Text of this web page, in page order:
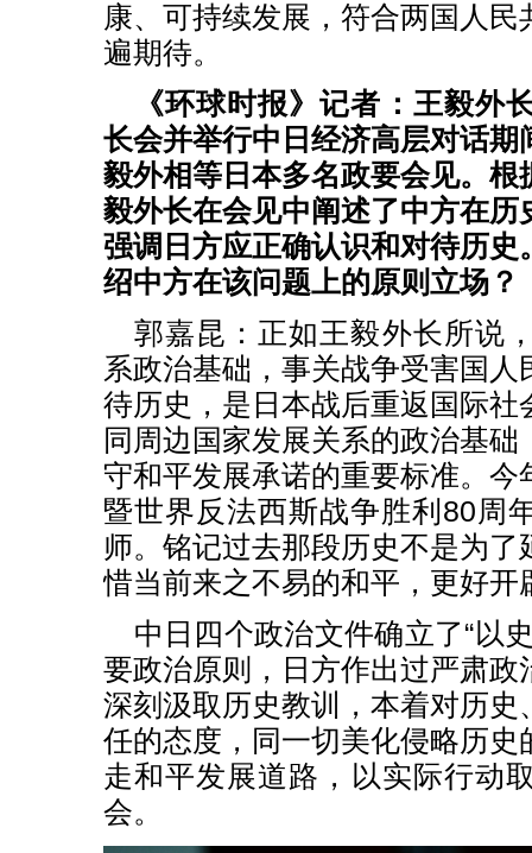
康、可持续发展，符合两国人
遍期待。
《环球时报》记者：王毅外
长会并举行中日经济高层对话期
毅外相等日本多名政要会见。根
毅外长在会见中阐述了中方在历
强调日方应正确认识和对待历史
绍中方在该问题上的原则立场？
郭嘉昆：正如王毅外长所说
系政治基础，事关战争受害国
待历史，是日本战后重返国际社
同周边国家发展关系的政治基
守和平发展承诺的重要标准。今
暨世界反法西斯战争胜利80周
师。铭记过去那段历史不是为
惜当前来之不易的和平，更好开
中日四个政治文件确立了“以
要政治原则，日方作出过严肃政
深刻汲取历史教训，本着对历史
任的态度，同一切美化侵略历史
走和平发展道路，以实际行动
会。